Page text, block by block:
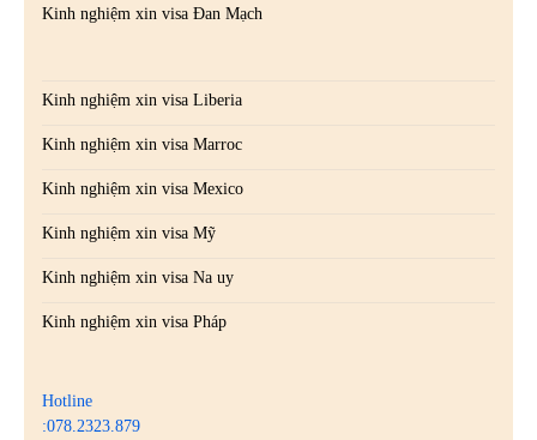
Kinh nghiệm xin visa Đan Mạch
Kinh nghiệm xin visa Liberia
Kinh nghiệm xin visa Marroc
Kinh nghiệm xin visa Mexico
Kinh nghiệm xin visa Mỹ
Kinh nghiệm xin visa Na uy
Kinh nghiệm xin visa Pháp
Hotline
:078.2323.879